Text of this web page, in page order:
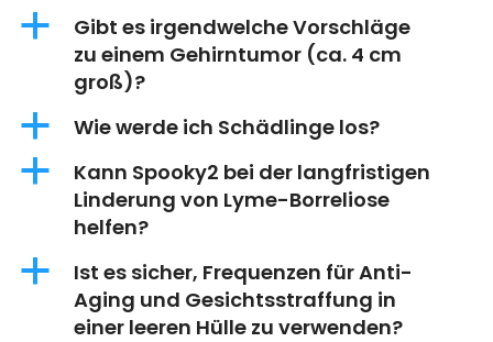
a
Gibt es irgendwelche Vorschläge
zu einem Gehirntumor (ca. 4 cm
groß)?
a Wie werde ich Schädlinge los?
a
Kann Spooky2 bei der langfristigen
Linderung von Lyme-Borreliose
helfen?
a
Ist es sicher, Frequenzen für Anti-
Aging und Gesichtsstraffung in
einer leeren Hülle zu verwenden?